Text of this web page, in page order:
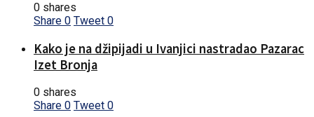
0 shares
Share 0 Tweet 0
Kako je na džipijadi u Ivanjici nastradao Pazarac
Izet Bronja
0 shares
Share 0 Tweet 0